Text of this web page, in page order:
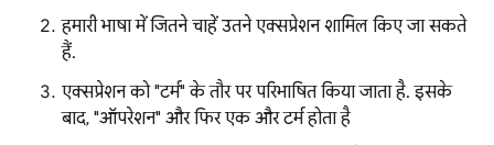
हमारी भाषा में जितने चाहें उतने एक्सप्रेशन शामिल किए जा सकते
हैं.
एक्सप्रेशन को "टर्म" के तौर पर परिभाषित किया जाता है. इसके
बाद, "ऑपरेशन" और फिर एक और टर्म होता है